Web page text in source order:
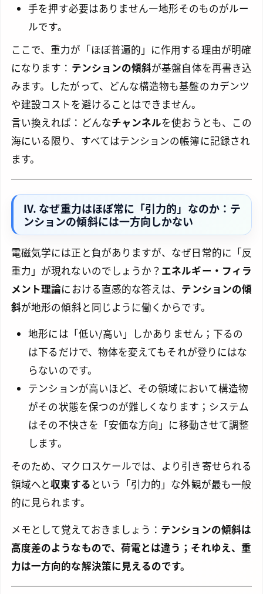
手を押す必要はありません—地形そのものがルー
ルです。
ここで、重力が「ほぼ普遍的」に作用する理由が明確
になります： テンションの傾斜が基盤自体を再書き込
みます。したがって、どんな構造物も基盤のカデンツ
や建設コストを避けることはできません。
言い換えれば：どんなチャンネルを使おうとも、この
海にいる限り、すべてはテンションの帳簿に記録され
ます。
IV. なぜ重力はほぼ常に「引力的」なのか：テ
ンションの傾斜には一方向しかない
電磁気学には正と負がありますが、なぜ日常的に「反
重力」が現れないのでしょうか？ エネルギー・フィラ
メント理論における直感的な答えは、 テンションの傾
斜が地形の傾斜と同じように働くからです。
地形には「低い/高い」しかありません；下るの
は下るだけで、物体を変えてもそれが登りにはな
らないのです。
テンションが高いほど、その領域において構造物
がその状態を保つのが難しくなります；システム
はその不快さを「安価な方向」に移動させて調整
します。
そのため、マクロスケールでは、より引き寄せられる
領域へと収束する という「引力的」な外観が最も一般
的に見られます。
メモとして覚えておきましょう： テンションの傾斜は
高度差のようなもので、荷電とは違う；それゆえ、重
力は一方向的な解決策に見えるのです。